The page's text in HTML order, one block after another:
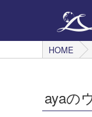
HOME
ayaの